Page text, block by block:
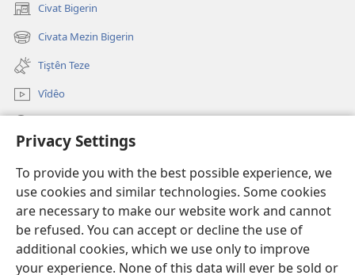
Privacy Settings
To provide you with the best possible experience, we
use cookies and similar technologies. Some cookies
are necessary to make our website work and cannot
be refused. You can accept or decline the use of
additional cookies, which we use only to improve
your experience. None of this data will ever be sold or
Civat Bigerin
(opens
new
window)
Civata Mezin Bigerin
(opens
new
window)
Tiştên Teze
Vîdêo
(opens
window)KITÊBXANEYA ONLAYN ya Birca Qerewiliyê
(opens
new
window)JW Hub ®
(opens
new